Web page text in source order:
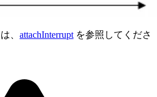
、 attachInterrupt を参照してくださ